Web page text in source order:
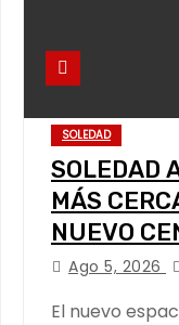
SOLEDAD
SOLEDAD
MÁS
NUEVO
Ago 5, 2026
El nuevo